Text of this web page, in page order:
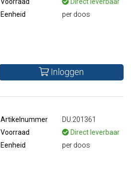
Eenheid
per doos
Inloggen
Artikelnummer
DU.201361
Voorraad
Direct leverbaar
Eenheid
per doos